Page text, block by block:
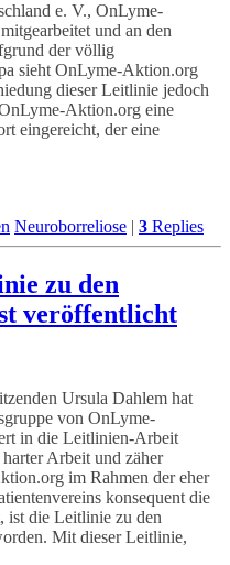
e. V., OnLyme-
und an den
der völlig
sieht OnLyme-Aktion.org
dieser Leitlinie jedoch
Aktion.org eine
eingereicht, der eine
Neuroborreliose | 3 Replies
zu den
veröffentlicht
Ursula Dahlem hat
von OnLyme-
in die Leitlinien-Arbeit
Arbeit und zäher
im Rahmen der eher
konsequent die
ist die Leitlinie zu den
Mit dieser Leitlinie,